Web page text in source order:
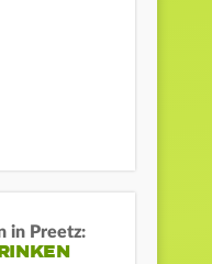
in Preetz: